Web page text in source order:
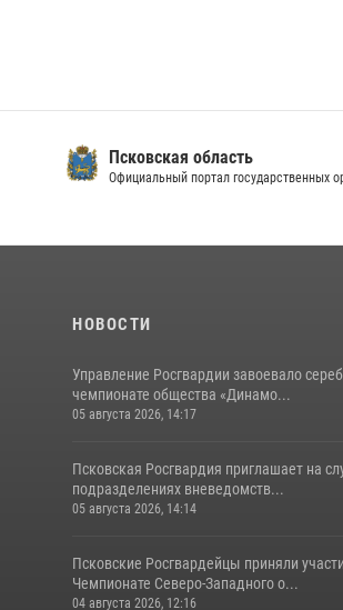
Псковская область
Официальный портал государственных
НОВОСТИ
Управление Росгвардии завоевало
чемпионате общества «Динамо...
05 августа 2026, 14:17
Псковская Росгвардия приглашает на
подразделениях вневедомств...
05 августа 2026, 14:14
Псковские Росгвардейцы приняли
Чемпионате Северо-Западного о...
04 августа 2026, 12:16